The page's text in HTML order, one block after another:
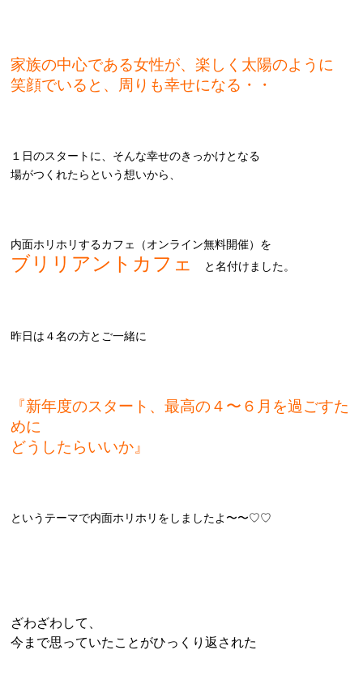
家族の中心である女性が、楽しく太陽のように
笑顔でいると、周りも幸せになる・・
１日のスタートに、そんな幸せのきっかけとなる
場がつくれたらという想いから、
内面ホリホリするカフェ（オンライン無料開催）を
ブリリアントカフェ と名付けました。
昨日は４名の方とご一緒に
『新年度のスタート、最高の４〜６月を過ごすた
めに
どうしたらいいか』
というテーマで内面ホリホリをしましたよ〜〜♡♡
ざわざわして、
今まで思っていたことがひっくり返された